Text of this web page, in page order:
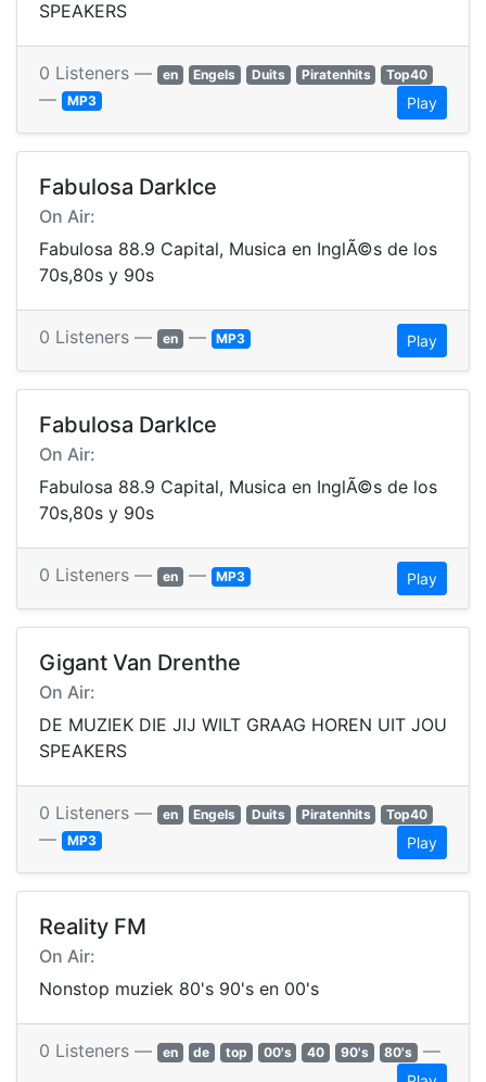
SPEAKERS
0 Listeners — en Engels Duits Piratenhits Top40
— MP3 Play
Fabulosa DarkIce
On Air:
Fabulosa 88.9 Capital, Musica en InglÃ©s de los
70s,80s y 90s
0 Listeners — en — MP3 Play
Fabulosa DarkIce
On Air:
Fabulosa 88.9 Capital, Musica en InglÃ©s de los
70s,80s y 90s
0 Listeners — en — MP3 Play
Gigant Van Drenthe
On Air:
DE MUZIEK DIE JIJ WILT GRAAG HOREN UIT JOU
SPEAKERS
0 Listeners — en Engels Duits Piratenhits Top40
— MP3 Play
Reality FM
On Air:
Nonstop muziek 80's 90's en 00's
0 Listeners — en de top 00's 40 90's 80's —